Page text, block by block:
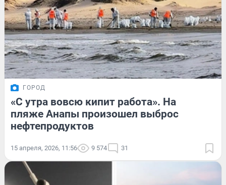
ГОРОД
«С утра вовсю кипит работа». На
пляже Анапы произошел выброс
нефтепродуктов
15 апреля, 2026, 11:56 9 574 31